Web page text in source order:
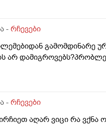
ექიმის დანიშნულებას
რამდენად
- რჩევები
გამომდინარე
არ
- რჩევები
აღარ ვიცი რა ვქნა